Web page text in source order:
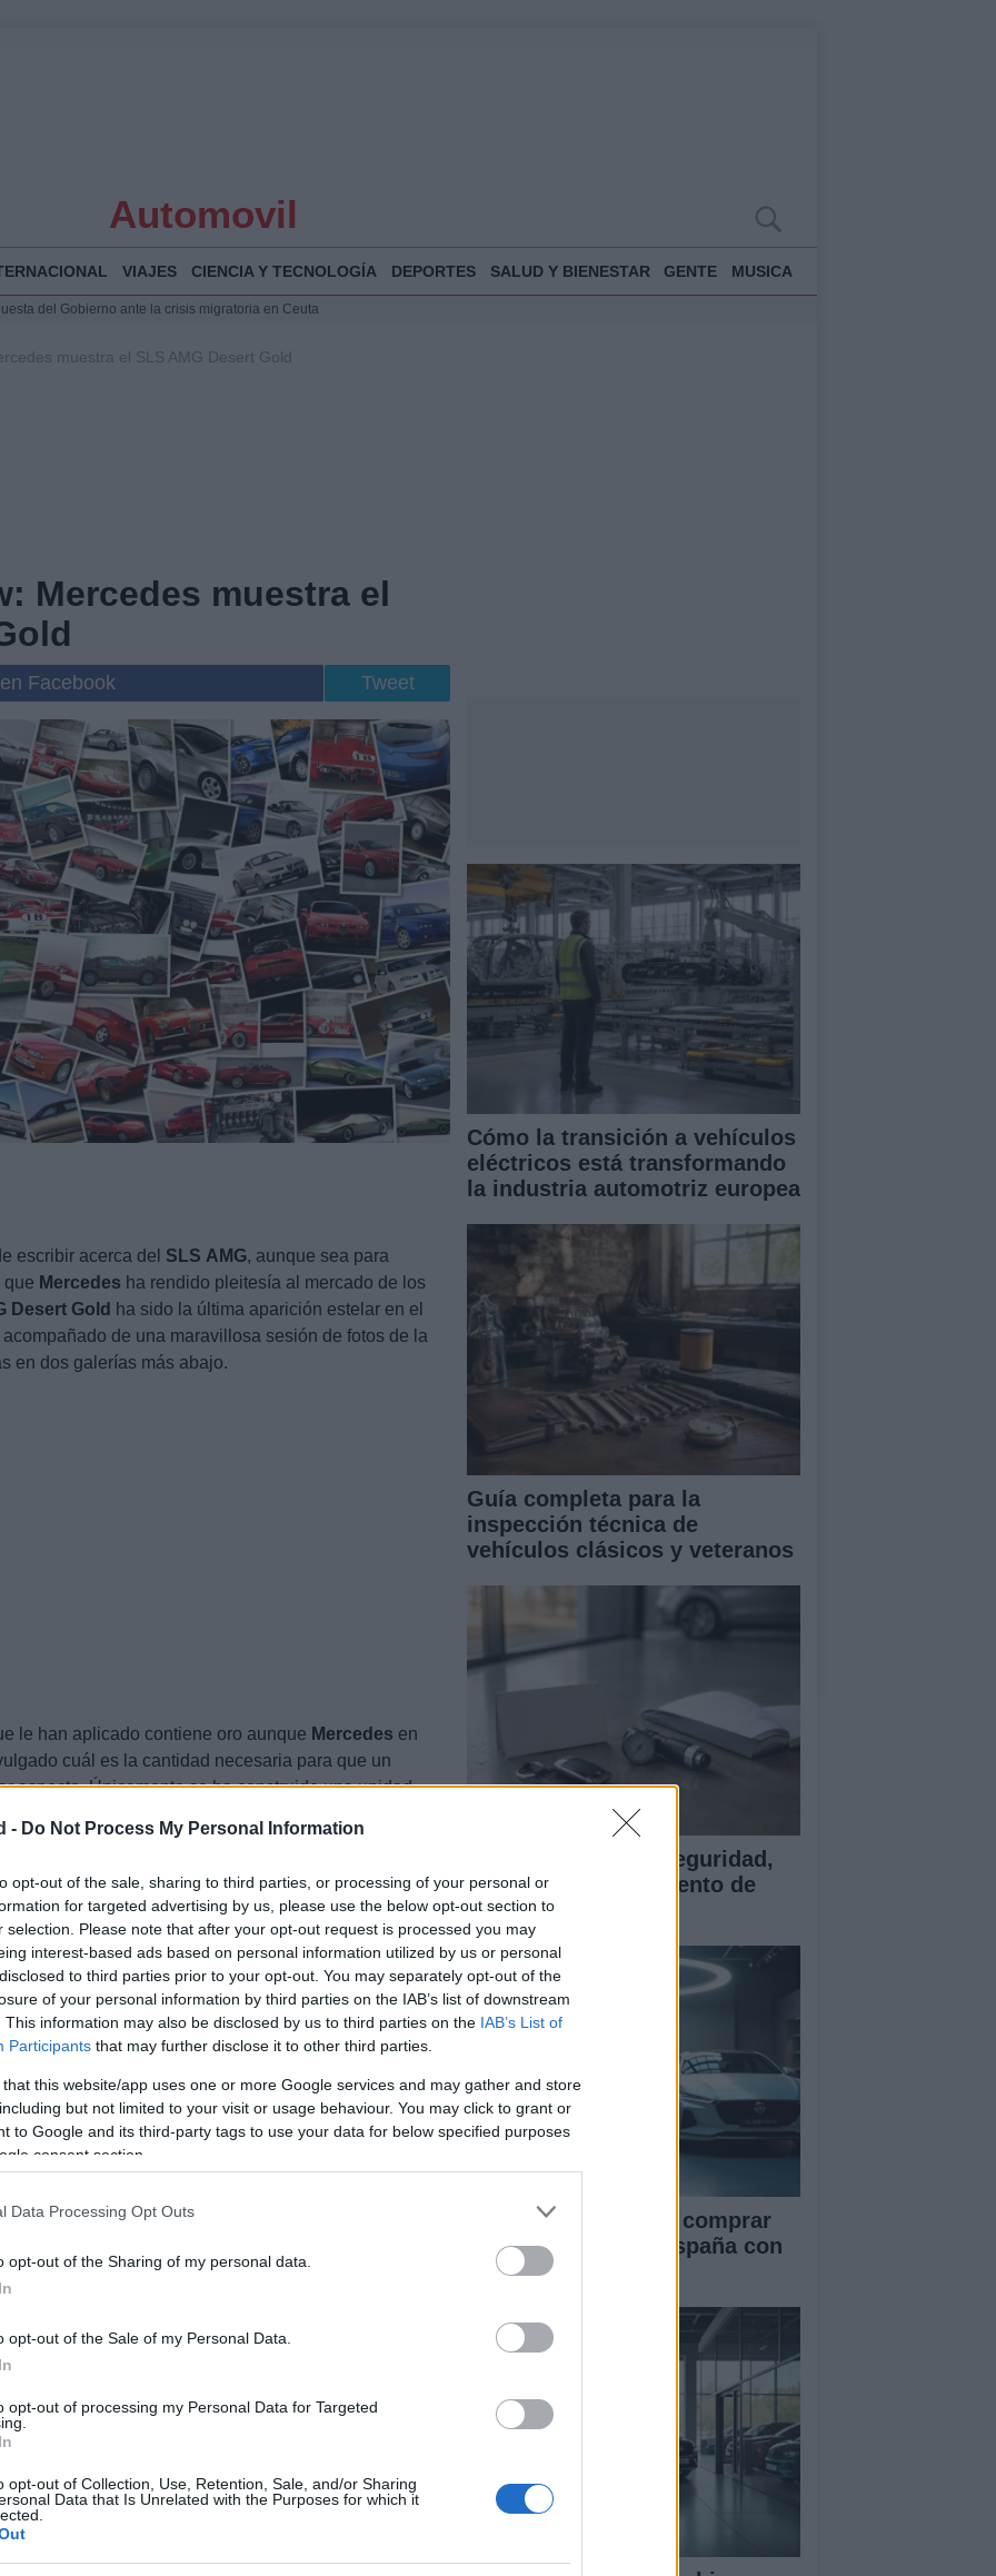
- Do Not Process My Personal Information
opt-out of the sale, sharing to third parties, or processing of your personal or
for targeted advertising by us, please use the below opt-out section to
selection. Please note that after your opt-out request is processed you may
interest-based ads based on personal information utilized by us or personal
to third parties prior to your opt-out. You may separately opt-out of the
of your personal information by third parties on the IAB’s list of downstream
This information may also be disclosed by us to third parties on the IAB’s List of
Participants that may further disclose it to other third parties.
that this website/app uses one or more Google services and may gather and store
but not limited to your visit or usage behaviour. You may click to grant or
to Google and its third-party tags to use your data for below specified purposes
consent section.
Data Processing Opt Outs
opt-out of the Sharing of my personal data.
opt-out of the Sale of my Personal Data.
opt-out of processing my Personal Data for Targeted
opt-out of Collection, Use, Retention, Sale, and/or Sharing
Data that Is Unrelated with the Purposes for which it
Automovil
VIAJES CIENCIA Y TECNOLOGÍA DEPORTES SALUD Y BIENESTAR GENTE MUSICA
del Gobierno ante la crisis migratoria en Ceuta
Vivas se reúnen en Marivent para abordar la situación en Ceuta
muestra el SLS AMG Desert Gold
Mercedes muestra el
Facebook Tweet
escribir acerca del SLS AMG, aunque sea para
que Mercedes ha rendido pleitesía al mercado de los
Desert Gold ha sido la última aparición estelar en el
de una maravillosa sesión de fotos de la
en dos galerías más abajo.
le han aplicado contiene oro aunque Mercedes en
cuál es la cantidad necesaria para que un
aspecto. Únicamente se ha construido una unidad
la expectación que suscite, la marca de Frankfurt
sino a través del
reportaje que este preparador dentro deAMGtiene a
clientes. Siendo sinceros, debo decir que
acabado que cualquiera de los otros coches
PUBLICIDADPUBLICIDADSLS doradoSLS
Cómo la transición a vehículos
eléctricos está transformando
la industria automotriz europea
Guía completa para la
inspección técnica de
vehículos clásicos y veteranos
Guía para evaluar seguridad,
garantía y equipamiento de
coches chinos
Guía definitiva para comprar
coches chinos en España con
seguridad